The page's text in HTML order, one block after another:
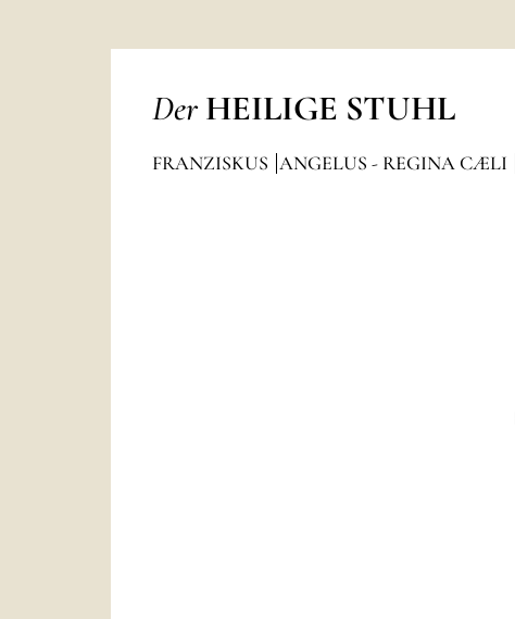
Der HEILIGE STUHL
FRANZISKUS ANGELUS - REGINA CÆLI